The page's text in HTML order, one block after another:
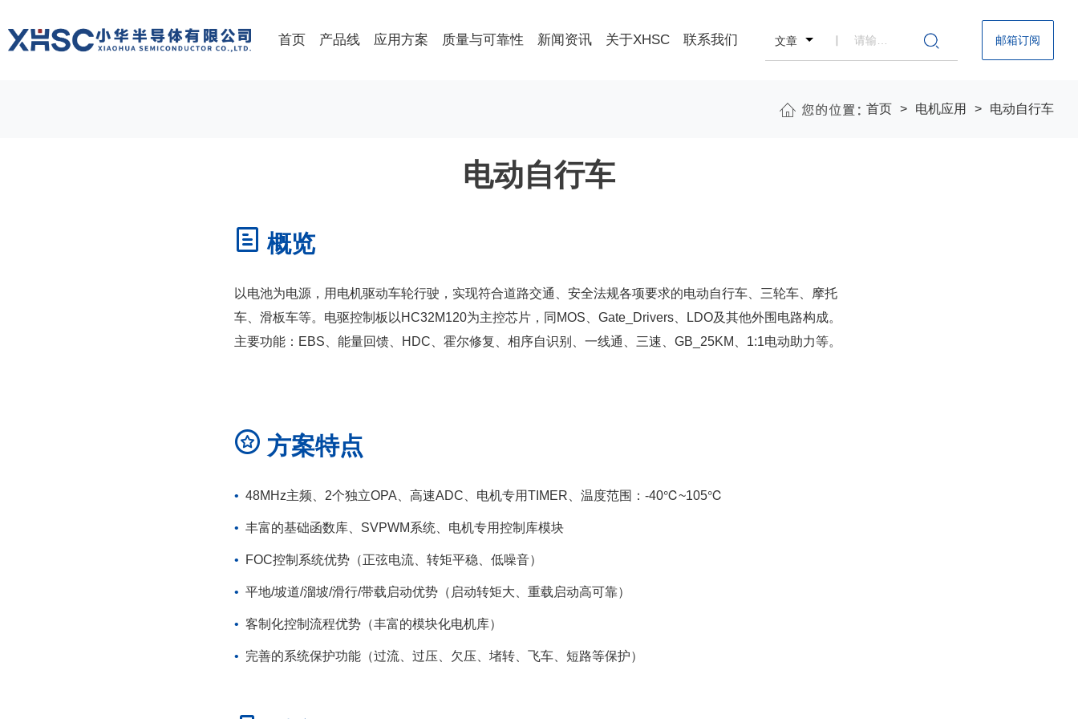
首页 产品线 应用方案 质量与可靠性 新闻资讯 关于XHSC 联系我们 文章 邮箱订阅
首页 电机应用 电动自行车
电动自行车
概览
以电池为电源，用电机驱动车轮行驶，实现符合道路交通、安全法规各项要求的电动自行车、三轮车、摩托
车、滑板车等。电驱控制板以 HC32M120为主控芯片，同 MOS Gate_Drivers LDO及其他外围电路构成。
主要功能： EBS 、能量回馈、 HDC 、霍尔修复、相序自识别、一线通、三速、 GB_25KM 1:1电动助力等。
方案特点
• 48MHz主频、2个独立OPA、高速ADC、电机专用TIMER、温度范围：-40℃~105℃
• 丰富的基础函数库、SVPWM系统、电机专用控制库模块
• FOC控制系统优势（正弦电流、转矩平稳、低噪音）
• 平地/坡道/溜坡/滑行/带载启动优势（启动转矩大、重载启动高可靠）
• 客制化控制流程优势（丰富的模块化电机库）
• 完善的系统保护功能（过流、过压、欠压、堵转、飞车、短路等保护）